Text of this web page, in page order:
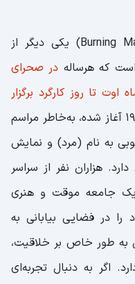
فستیوال برنینگ من (Burning Man Festival) یکی دیگر از
که هرساله در صحرای
اوت تا روز کارگرد برگزار
این جشنواره که از سال ۱۹۸۶ آغاز شده، به‌خاطر مراسم
به نام (مرد) و نمایش
هزاران نفر از سراسر
یک جامعه موقت و هنری
در فضایی بیابانی به
به طور خاص بر خلاقیت،
اگر به دنبال تجربه‌ای